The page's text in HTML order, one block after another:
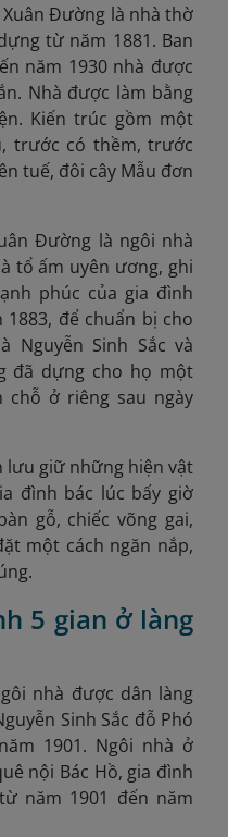
Xuân Đường là nhà thờ
từ năm 1881. Ban
năm 1930 nhà được
Nhà được làm bằng
Kiến trúc gồm một
trước có thềm, trước
tuế, đôi cây Mẫu đơn
Đường là ngôi nhà
tổ ấm uyên ương, ghi
phúc của gia đình
1883, để chuẩn bị cho
Nguyễn Sinh Sắc và
đã dựng cho họ một
ở riêng sau ngày
lưu giữ những hiện vật
đình bác lúc bấy giờ
gỗ, chiếc võng gai,
một cách ngăn nắp,
5 gian ở làng
nhà được dân làng
Sinh Sắc đỗ Phó
1901. Ngôi nhà ở
nội Bác Hồ, gia đình
năm 1901 đến năm